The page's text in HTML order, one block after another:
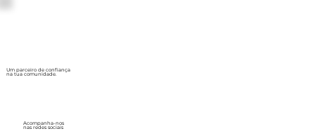
Um parceiro de confiança
na tua comunidade.
Acompanha-nos
nas redes sociais